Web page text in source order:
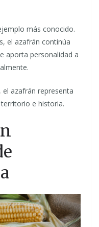
más conocido.
el azafrán continúa
aporta personalidad a
azafrán representa
e historia.